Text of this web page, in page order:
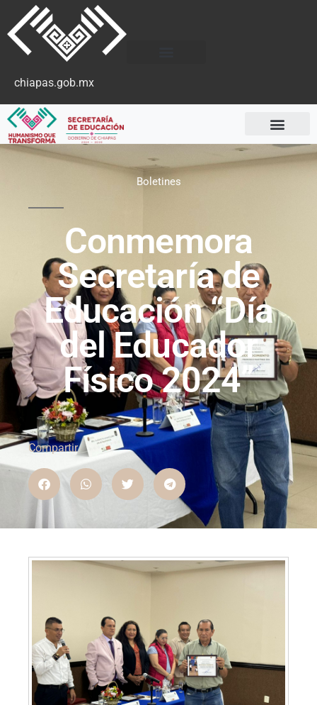
chiapas.gob.mx
Boletines
Conmemora
Secretaría de
Educación “Día
del Educador
Físico 2024”
Compartir